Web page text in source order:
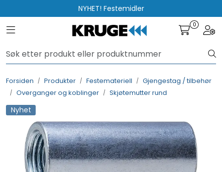
Skip to main contentNYHET! Festemidler
Toggle navigation 0
Forsiden Produkter Festemateriell
Gjengestag / tilbehør
Overganger og koblinger
Skjøtemutter rund
Nyhet
Rådgivning
Nyttige verktøy
Kontakt oss